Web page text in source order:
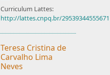
Curriculum Lattes:
http://lattes.cnpq.br/
Teresa Cristina de
Carvalho Lima
Neves